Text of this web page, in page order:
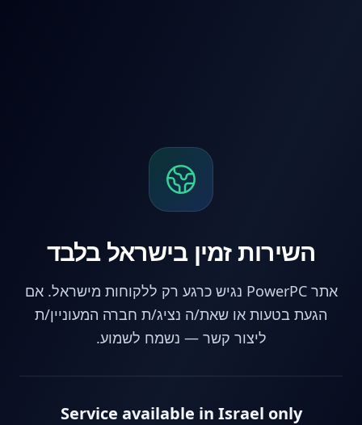
השירות זמין בישראל בלבד
אתר PowerPC נגיש כרגע רק ללקוחות מישראל. אם
הגעת בטעות או שאת/ה נציג/ת חברה המעוניין/ת
ליצור קשר — נשמח לשמוע.
Service available in Israel only